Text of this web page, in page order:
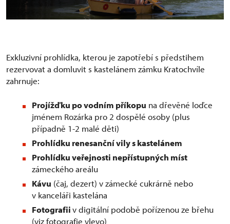
Exkluzivní prohlídka, kterou je zapotřebí s předstihem
rezervovat a domluvit s kastelánem zámku Kratochvíle
zahrnuje:
Projížďku po vodním příkopu na dřevěné loďce
jménem Rozárka pro 2 dospělé osoby (plus
případně 1-2 malé děti)
Prohlídku renesanční vily s kastelánem
Prohlídku veřejnosti nepřístupných míst
zámeckého areálu
Kávu (čaj, dezert) v zámecké cukrárně nebo
v kanceláři kastelána
Fotografiiv digitální podobě pořízenou ze břehu
(viz fotografie vlevo)